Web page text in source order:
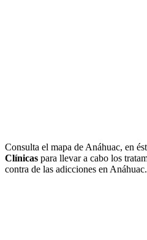
Consulta el mapa de Anáhuac, en
Clínicas para llevar a cabo los
contra de las adicciones en Anáhuac.